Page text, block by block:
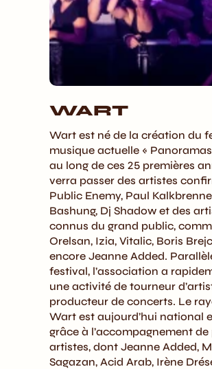
WART
Wart est né de la création du
musique actuelle « Panoramas
au long de ces 25 premières
verra passer des artistes
Public Enemy, Paul
Bashung, Dj Shadow et des
connus du grand public,
Orelsan, Izia, Vitalic, Boris
encore Jeanne Added.
festival, l’association a
une activité de tourneur
producteur de concerts. Le
Wart est aujourd’hui national
grâce à l’accompagnement de
artistes, dont Jeanne Added,
Sagazan, Acid Arab, Irène